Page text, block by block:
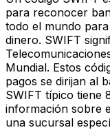
para reconocer
todo el mundo
dinero. SWIFT
Mundial. Estos
pagos se dirijan al
SWIFT típico tiene
información sobre
una sucursal